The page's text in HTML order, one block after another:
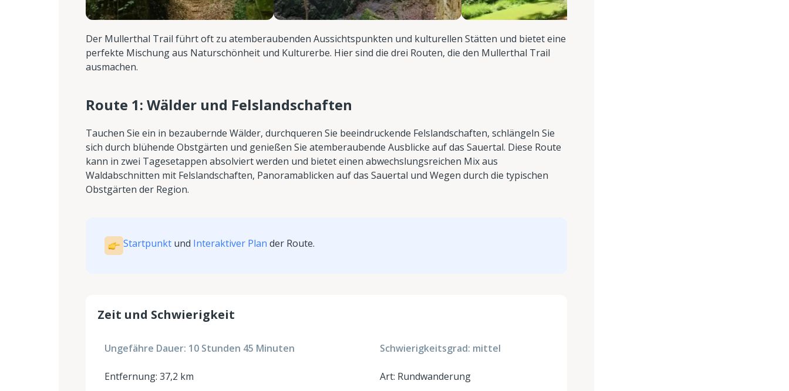
Der Mullerthal Trail führt oft zu atemberaubenden Aussichtspunkten und kulturellen Stätten und bietet eine
perfekte Mischung aus Naturschönheit und Kulturerbe. Hier sind die drei Routen, die den Mullerthal Trail
ausmachen.
Route 1: Wälder und Felslandschaften
Tauchen Sie ein in bezaubernde Wälder, durchqueren Sie beeindruckende Felslandschaften, schlängeln Sie
sich durch blühende Obstgärten und genießen Sie atemberaubende Ausblicke auf das Sauertal. Diese Route
kann in zwei Tagesetappen absolviert werden und bietet einen abwechslungsreichen Mix aus
Waldabschnitten mit Felslandschaften, Panoramablicken auf das Sauertal und Wegen durch die typischen
Obstgärten der Region.
Startpunkt und Interaktiver Plan der Route.
Zeit und Schwierigkeit
Ungefähre Dauer: 10 Stunden 45 Minuten Schwierigkeitsgrad: mittel
Entfernung: 37,2 km Art: Rundwanderung